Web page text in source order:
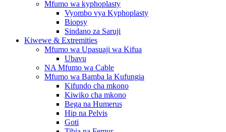
Mfumo wa kyphoplasty
Vyombo vya Kyphoplasty
Biopsy
Sindano za Saruji
Kiwewe & Extremities
Mfumo wa Upasuaji wa Kifua
Ubavu
NA Mfumo wa Cable
Mfumo wa Bamba la Kufungia
Kifundo cha mkono
Kiwiko cha mkono
Bega na Humerus
Hip na Pelvis
Goti